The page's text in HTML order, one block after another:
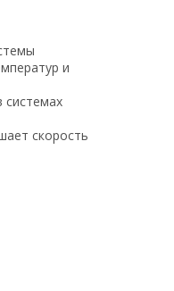
и
системах
скорость